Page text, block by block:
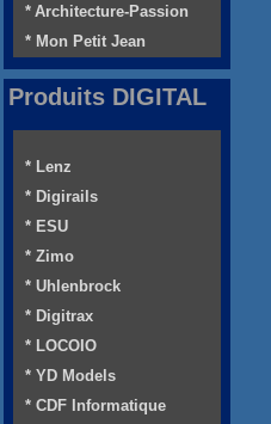
* Architecture-Passion
* Mon Petit Jean
Produits DIGITAL
* Lenz
* Digirails
* ESU
* Zimo
* Uhlenbrock
* Digitrax
* LOCOIO
* YD Models
* CDF Informatique